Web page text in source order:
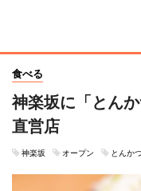
食べる
神楽坂に「とん
直営店
神楽坂 オープン とんか